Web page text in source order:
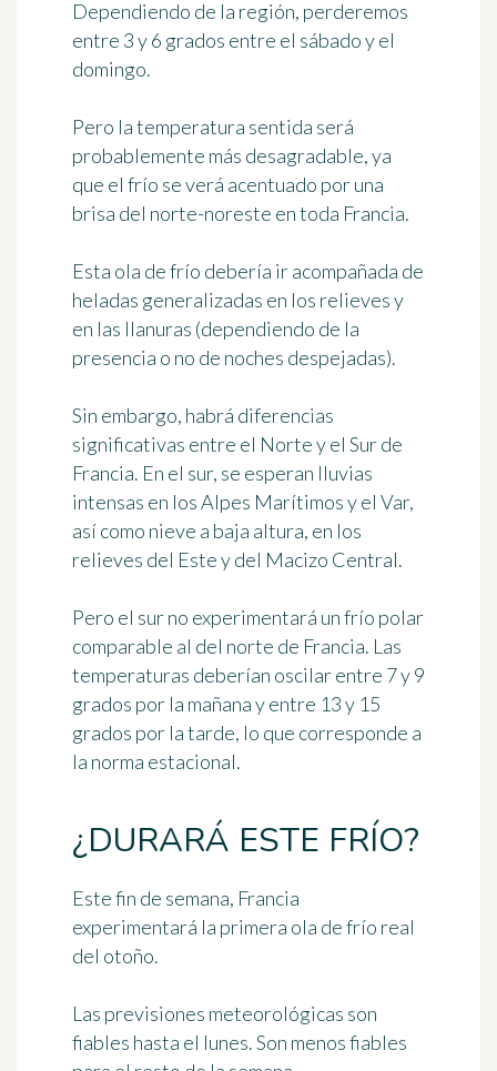
Dependiendo de la región, perderemos
entre 3 y 6 grados entre el sábado y el
domingo.
Pero la temperatura sentida será
probablemente más desagradable, ya
que el frío se verá acentuado poruna
brisa del norte-noreste en toda Francia.
Esta ola de frío debería ir acompañada de
heladas generalizadas en los relieves y
en las llanuras (dependiendo de la
presencia o no de noches despejadas).
Sin embargo, habrá diferencias
significativas entre el Norte y el Surde
Francia. En el sur, se esperan lluvias
intensas en los Alpes Marítimos y el Var,
así como nieve a baja altura, en los
relieves del Este y del Macizo Central.
Pero el sur no experimentará un frío polar
comparable al del norte de Francia. Las
temperaturas deberían oscilar entre 7 y 9
grados por la mañana y entre 13 y 15
grados por la tarde, lo que corresponde a
la norma estacional.
¿DURARÁ ESTE FRÍO?
Este fin de semana, Francia
experimentará la primera ola de frío real
del otoño.
Las previsiones meteorológicas son
fiables hasta el lunes. Son menos fiables